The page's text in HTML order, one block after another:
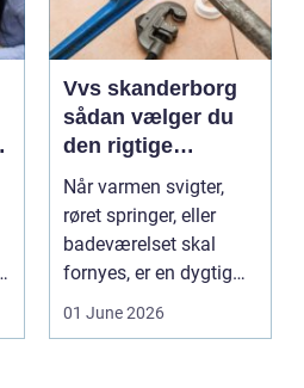
Vvs skanderborg
sådan vælger du
den rigtige
installatør
Når varmen svigter,
røret springer, eller
badeværelset skal
fornyes, er en dygtig
VVS-installatør gu...
01 June 2026